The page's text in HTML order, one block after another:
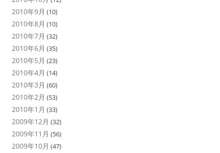
2010年9月 (10)
2010年8月 (10)
2010年7月 (32)
2010年6月 (35)
2010年5月 (23)
2010年4月 (14)
2010年3月 (60)
2010年2月 (53)
2010年1月 (33)
2009年12月 (32)
2009年11月 (56)
2009年10月 (47)